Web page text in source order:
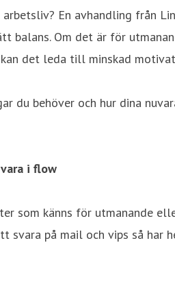
En avhandling från
balans. Om det är för
det leda till minskad
du behöver och hur dina
i flow
som känns för utmanande
svara på mail och vips så